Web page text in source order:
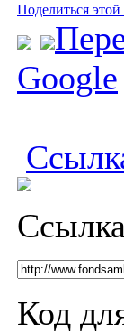
Поделиться
Google
Код